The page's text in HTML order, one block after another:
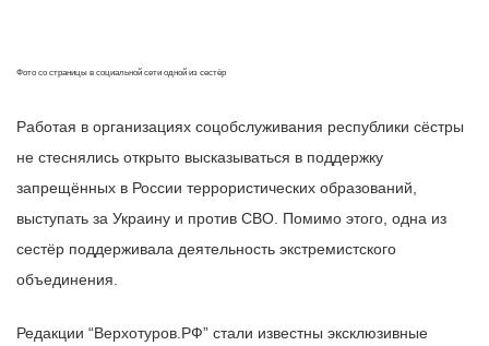
Фото со страницы в социальной сети одной из сестёр
Работая в организациях соцобслуживания республики сёстры
не стеснялись открыто высказываться в поддержку
запрещённых в России террористических образований,
выступать за Украину и против СВО. Помимо этого, одна из
сестёр поддерживала деятельность экстремистского
объединения.
Редакции “Верхотуров.РФ” стали известны эксклюзивные